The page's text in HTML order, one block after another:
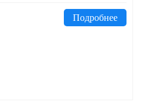
Подробнее